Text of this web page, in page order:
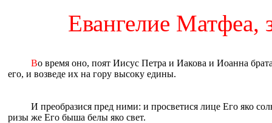
Евангелие
Во время оно, поят Иисус Петра и Иакова и Иоанна
его, и возведе их на гору высоку едины.
И преобразися пред ними: и просветися лице Его яко
ризы же Его быша белы яко свет.